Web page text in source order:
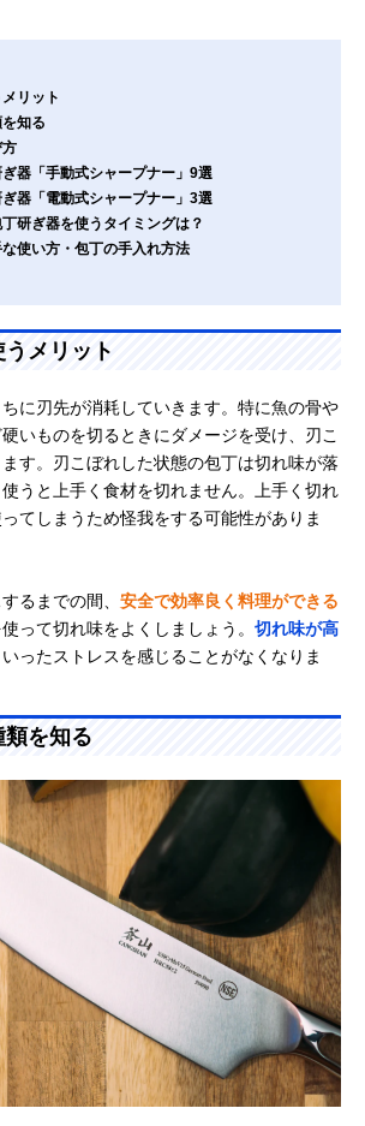
リット
知る
器「手動式シャープナー」9選
器「電動式シャープナー」3選
研ぎ器を使うタイミングは？
使い方・包丁の手入れ方法
メリット
に刃先が消耗していきます。特に魚の骨や
いものを切るときにダメージを受け、刃こ
す。刃こぼれした状態の包丁は切れ味が落
うと上手く食材を切れません。上手く切れ
てしまうため怪我をする可能性がありま
るまでの間、 安全で効率良く料理ができる
って切れ味をよくしましょう。 切れ味が高
いったストレスを感じることがなくなりま
を知る